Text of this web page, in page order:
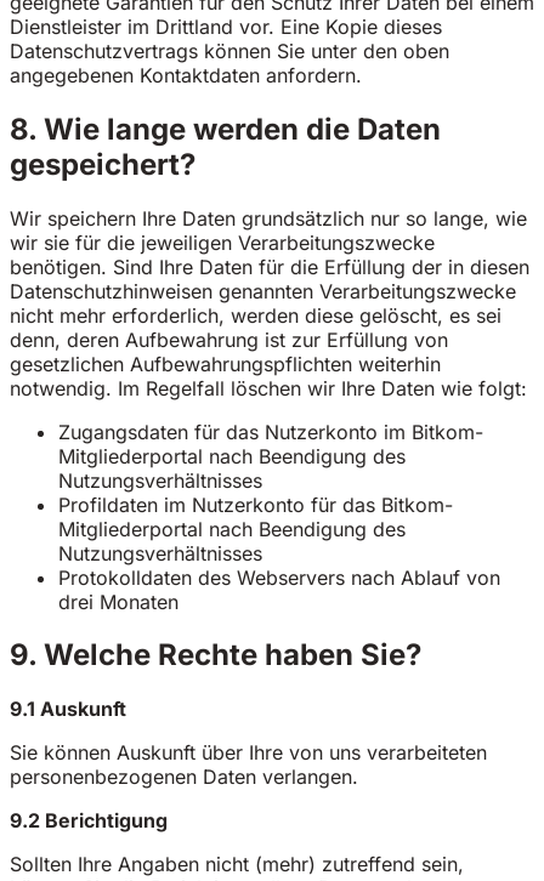
Dienstleister im Drittland vor. Eine Kopie dieses
Datenschutzvertrags können Sie unter den oben
angegebenen Kontaktdaten anfordern.
8. Wie lange werden die Daten
gespeichert?
Wir speichern Ihre Daten grundsätzlich nur so lange, wie
wir sie für die jeweiligen Verarbeitungszwecke
benötigen. Sind Ihre Daten für die Erfüllung der in diesen
Datenschutzhinweisen genannten Verarbeitungszwecke
nicht mehr erforderlich, werden diese gelöscht, es sei
denn, deren Aufbewahrung ist zur Erfüllung von
gesetzlichen Aufbewahrungspflichten weiterhin
notwendig. Im Regelfall löschen wir Ihre Daten wie folgt:
Zugangsdaten für das Nutzerkonto im Bitkom-
Mitgliederportal nach Beendigung des
Nutzungsverhältnisses
Profildaten im Nutzerkonto für das Bitkom-
Mitgliederportal nach Beendigung des
Nutzungsverhältnisses
Protokolldaten des Webservers nach Ablauf von
drei Monaten
9. Welche Rechte haben Sie?
9.1 Auskunft
Sie können Auskunft über Ihre von uns verarbeiteten
personenbezogenen Daten verlangen.
9.2 Berichtigung
Sollten Ihre Angaben nicht (mehr) zutreffend sein,